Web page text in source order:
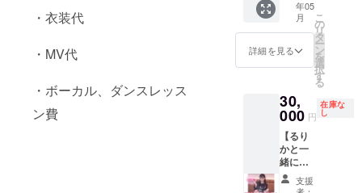
・衣装代
・MV代
・ボーカル、ダンスレッス
ン費
グ参加
権
２．メ
ロディ
を選ぶ
お手伝
いち早
く完成
した曲
を聴く
ことが
でき
る
４．CD
年05
月
詳細を見る
こ
の
リ
タ
ー
ン
を
選
択
す
る
30,
000 円
在庫な
し
【るり
かと一
緒にお
茶会参
加券支援